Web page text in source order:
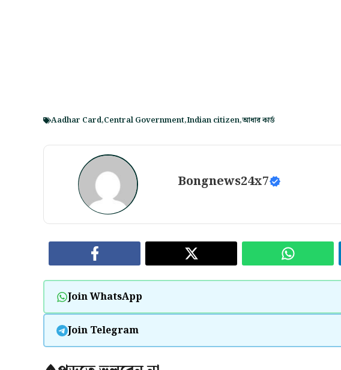
Aadhar Card,Central Government,Indian citizen,আধার কার্ড
Bongnews24x7
Join WhatsApp
Join Telegram